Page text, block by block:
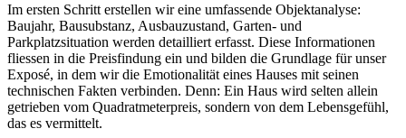
Im ersten Schritt erstellen wir eine umfassende Objektanalyse:
Baujahr, Bausubstanz, Ausbauzustand, Garten- und
Parkplatzsituation werden detailliert erfasst. Diese Informationen
fliessen in die Preisfindung ein und bilden die Grundlage für unser
Exposé, in dem wir die Emotionalität eines Hauses mit seinen
technischen Fakten verbinden. Denn: Ein Haus wird selten allein
getrieben vom Quadratmeterpreis, sondern von dem Lebensgefühl,
das es vermittelt.